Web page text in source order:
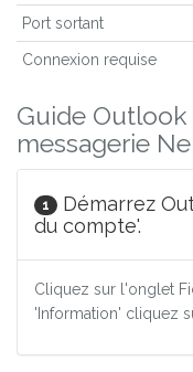
Port sortant
Connexion requise
Guide
messagerie
1
Démarrez
du compte'.
Cliquez sur l'onglet
'Information' cliquez